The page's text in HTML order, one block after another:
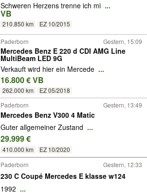
Schweren Herzens trenne ich mi ...
VB
210.850 km EZ 10/2015
Paderborn Gestern, 15:09
Mercedes Benz E 220 d CDI AMG Line
MultiBeam LED 9G
Verkauft wird hier ein Mercede ...
16.800 € VB
262.000 km EZ 05/2018
Paderborn Gestern, 13:49
Mercedes Benz V300 4 Matic
Guter allgemeiner Zustand ...
29.999 €
410.000 km
EZ 10/2020
Paderborn
Gestern, 12:33
230 C Coupé Mercedes E klasse w124
1992 ...